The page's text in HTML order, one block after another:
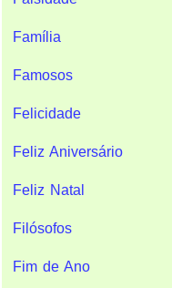
Família
Famosos
Felicidade
Feliz Aniversário
Feliz Natal
Filósofos
Fim de Ano